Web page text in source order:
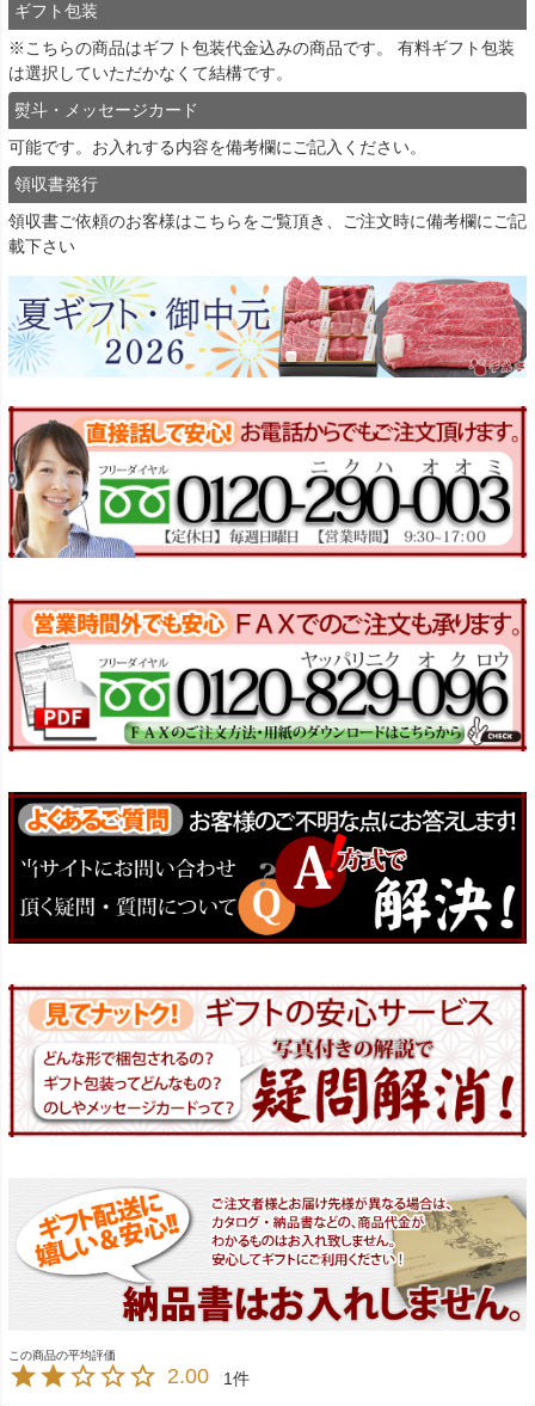
ギフト包装
※こちらの商品はギフト包装代金込みの商品です。 有料ギフト包装
は選択していただかなくて結構です。
熨斗・メッセージカード
可能です。お入れする内容を備考欄にご記入ください。
領収書発行
領収書ご依頼のお客様はこちらをご覧頂き、ご注文時に備考欄にご記
載下さい
2.00 1